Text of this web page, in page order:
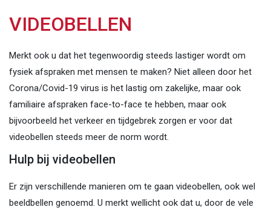
VIDEOBELLEN
Merkt ook u dat het tegenwoordig steeds lastiger wordt om
fysiek afspraken met mensen te maken? Niet alleen door het
Corona/Covid-19 virus is het lastig om zakelijke, maar ook
familiaire afspraken face-to-face te hebben, maar ook
bijvoorbeeld het verkeer en tijdgebrek zorgen er voor dat
videobellen steeds meer de norm wordt.
Hulp bij videobellen
Er zijn verschillende manieren om te gaan videobellen, ook wel
beeldbellen genoemd. U merkt wellicht ook dat u, door de vele